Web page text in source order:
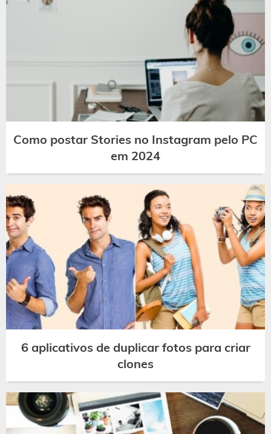
Como postar Stories no Instagram pelo PC
em 2024
6 aplicativos de duplicar fotos para criar
clones